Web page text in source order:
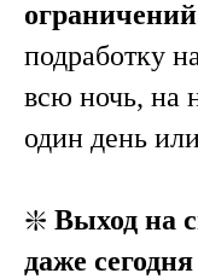
подработку
всю ночь, на
один день
❇️ Выход на
даже сегодня